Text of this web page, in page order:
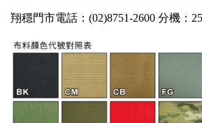
翔穩門市電話：(02)8751-2600 分機：